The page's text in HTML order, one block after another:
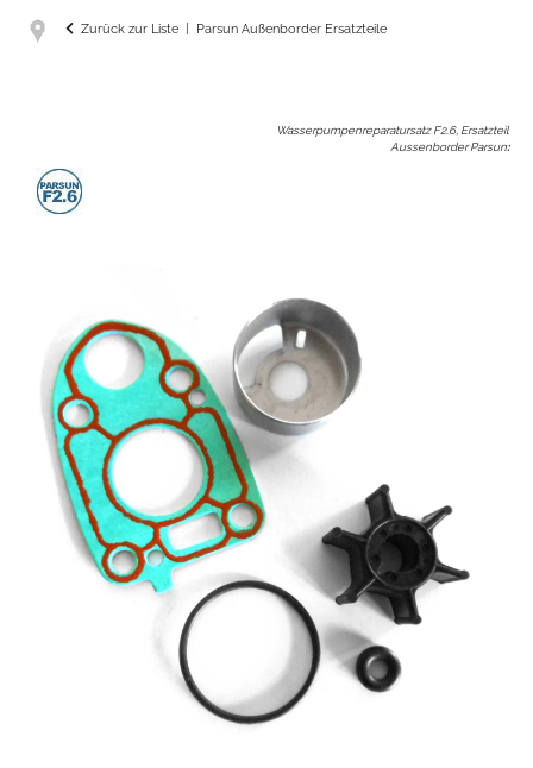
Zurück zur Liste Parsun Außenborder Ersatzteile
Wasserpumpenreparatursatz F2.6, Ersatzteil
Aussenborder Parsun: